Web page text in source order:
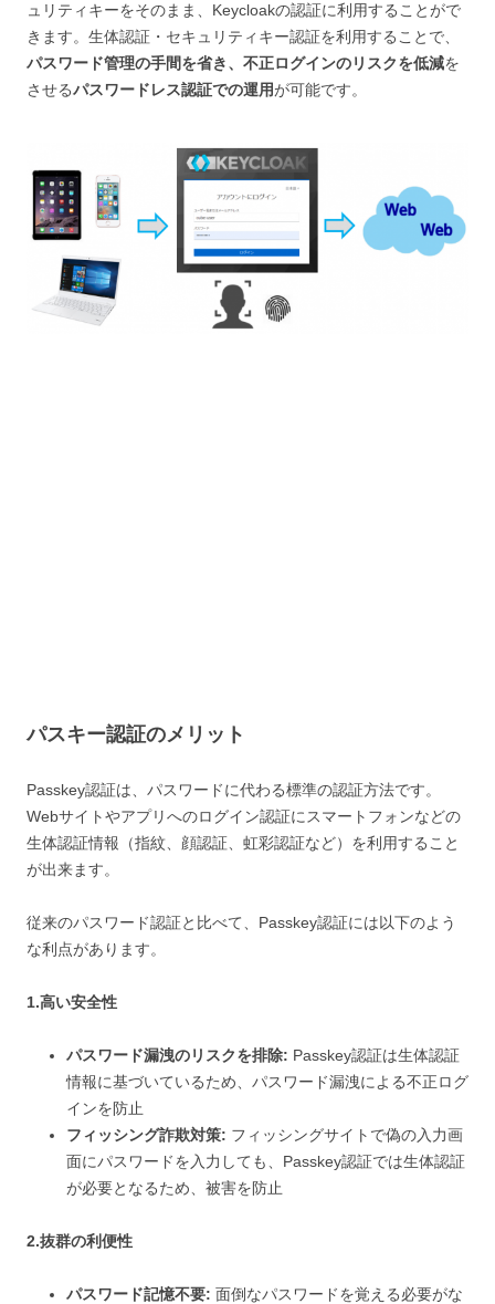
ュリティキーをそのまま、Keycloakの認証に利用することがで
きます。生体認証・セキュリティキー認証を利用することで、
パスワード管理の手間を省き、不正ログインのリスクを低減を
させるパスワードレス認証での運用が可能です。
パスキー認証のメリット
Passkey認証は、パスワードに代わる標準の認証方法です。
Webサイトやアプリへのログイン認証にスマートフォンなどの
生体認証情報（指紋、顔認証、虹彩認証など）を利用すること
が出来ます。
従来のパスワード認証と比べて、Passkey認証には以下のよう
な利点があります。
1.高い安全性
パスワード漏洩のリスクを排除: Passkey認証は生体認証
情報に基づいているため、パスワード漏洩による不正ログ
インを防止
フィッシング詐欺対策: フィッシングサイトで偽の入力画
面にパスワードを入力しても、Passkey認証では生体認証
が必要となるため、被害を防止
2.抜群の利便性
パスワード記憶不要: 面倒なパスワードを覚える必要がな